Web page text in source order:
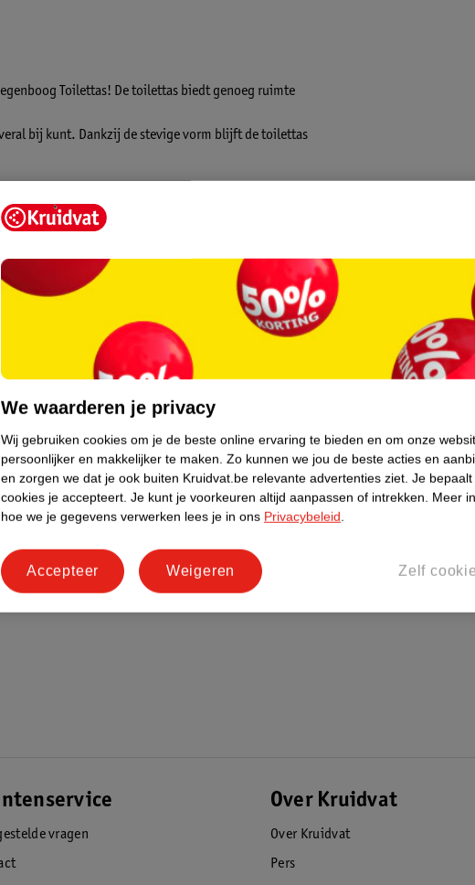
Toilettas! De toilettas biedt genoeg ruimte
bij kunt. Dankzij de stevige vorm blijft de toilettas
Impact Score.
vragen
Over Kruidvat
Over Kruidvat
Pers
We waarderen je privacy
Wij gebruiken cookies om je de beste online ervaring te bieden en om onze
persoonlijker en makkelijker te maken. Zo kunnen we jou de beste acties en
en zorgen we dat je ook buiten Kruidvat.be relevante advertenties ziet. Je
cookies je accepteert. Je kunt je voorkeuren altijd aanpassen of intrekken. Meer
hoe we je gegevens verwerken lees je in ons Privacybeleid.
Zelf
Weigeren
Accepteer